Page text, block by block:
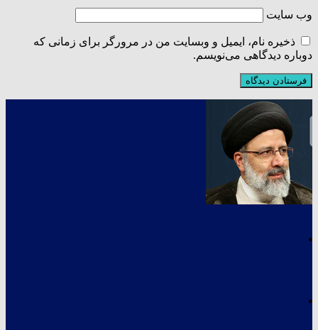
وب‌ سایت
ذخیره نام، ایمیل و وبسایت من در مرورگر برای زمانی که
دوباره دیدگاهی می‌نویسم.